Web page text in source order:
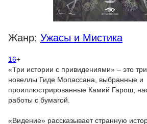
Жанр: Ужасы и Мистика
16+
«Три истории с привидениями» – это
новеллы Гиде Мопассана, выбранные и
проиллюстрированные Камий Гарош,
работы с бумагой.
«Видение» рассказывает странную